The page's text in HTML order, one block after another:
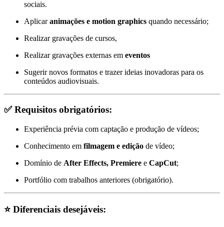
sociais.
Aplicaranimações e motion graphics quando necessário;
Realizar gravações de cursos,
Realizar gravações externas em eventos
Sugerir novos formatos e trazer ideias inovadoras para os
conteúdos audiovisuais.
✅Requisitos obrigatórios:
Experiência prévia com captação e produção de vídeos;
Conhecimento em filmagem e edição de vídeo;
Domínio de After Effects, Premiere e CapCut;
Portfólio com trabalhos anteriores (obrigatório).
⭐Diferenciais desejáveis: